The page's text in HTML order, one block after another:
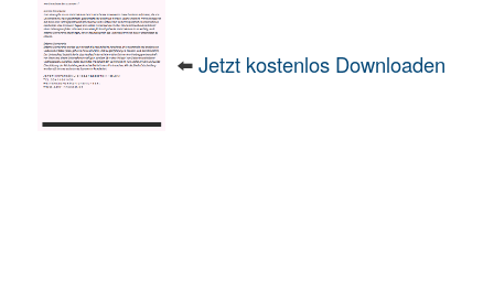
⬅️Jetzt kostenlos Downloaden